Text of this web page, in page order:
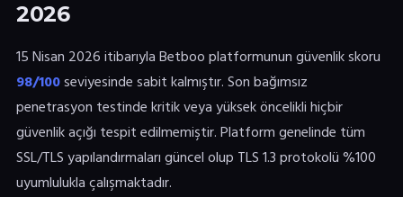
2026
15 Nisan 2026 itibarıyla Betboo platformunun güvenlik skoru
98/100seviyesinde sabit kalmıştır. Son bağımsız
penetrasyon testinde kritik veya yüksek öncelikli hiçbir
güvenlik açığı tespit edilmemiştir. Platform genelinde tüm
SSL/TLS yapılandırmaları güncel olup TLS 1.3 protokolü %100
uyumlulukla çalışmaktadır.